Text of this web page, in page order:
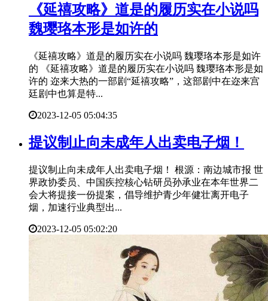
​《延禧攻略》道是的履历实在小说吗
魏璎珞本形是如许的
《延禧攻略》道是的履历实在小说吗 魏璎珞本形是如许
的 《延禧攻略》道是的履历实在小说吗 魏璎珞本形是如
许的 迩来大热的一部剧“延禧攻略”，这部剧中在迩来宫
廷剧中也算是特...
2023-12-05 05:04:35
​提议制止向未成年人出卖电子烟！
提议制止向未成年人出卖电子烟！ 根源：南边城市报 世
界政协委员、中国疾控核心钻研员孙承业在本年世界二
会大将提接一份提案，倡导维护青少年健壮离开电子
烟，加速行业典型出...
2023-12-05 05:02:20